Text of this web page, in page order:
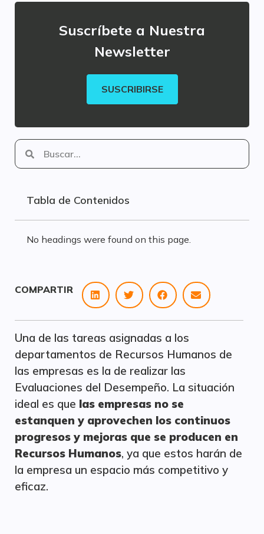
COMPARTIR
Una de las tareas asignadas a los
departamentos de Recursos Humanos de
las empresas es la de realizar las
Evaluaciones del Desempeño. La situación
ideal es que las empresas no se
estanquen y aprovechen los continuos
progresos y mejoras que se producen en
Recursos Humanos, ya que estos harán de
la empresa un espacio más competitivo y
eficaz.
Suscríbete a Nuestra
Newsletter
SUSCRIBIRSE
Tabla de Contenidos
No headings were found on this page.